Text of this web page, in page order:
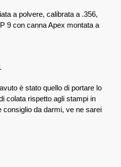
a polvere, calibrata a .356,
9 con canna Apex montata a
è stato quello di portare lo
colata rispetto agli stampi in
consiglio da darmi, ve ne sarei